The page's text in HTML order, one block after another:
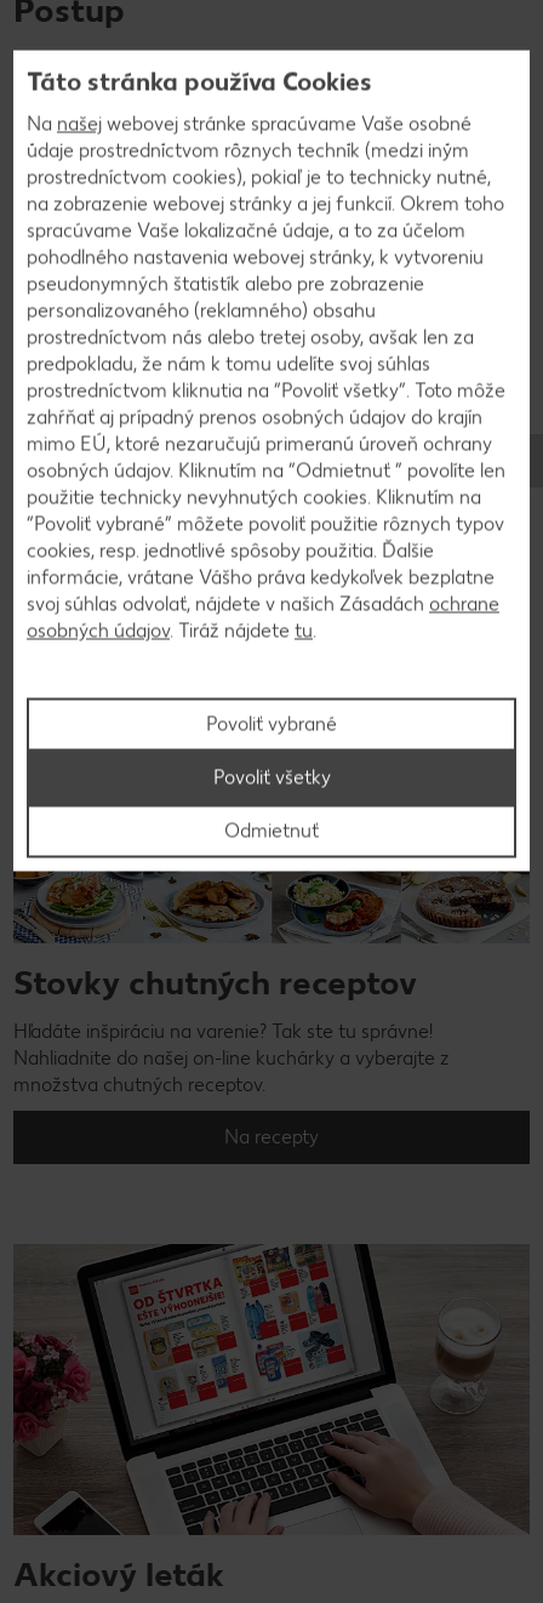
Postup
1
Ovsené vločky zalejeme mliekom a necháme
napučať. Zeleninu očistíme a nakrájame. Zeleninu
a napučané ovsené vločky rozmixujeme v
kuchynskom robote. Preložíme do misky a
pridáme vajíčko, strúhanku podľa potreby,
dochutíme najemno nasekanou bazalkou, soľou,
korením, sušeným cesnakom a rascou.
Vytvarujeme placky, ktoré obalíme v strúhanke a
opečieme z oboch strán na oleji, prípadne
upečieme v rúre. Podávame so zemiakovou kašou
alebo zeleninovým šalátom.
Späť na prehľad
Stovky chutných receptov
Hľadáte inšpiráciu na varenie? Tak ste tu správne!
Nahliadnite do našej on-line kuchárky a vyberajte z
množstva chutných receptov.
Na recepty
Akciový leták
Táto stránka používa Cookies
Na našej webovej stránke spracúvame Vaše osobné
údaje prostredníctvom rôznych techník (medzi iným
prostredníctvom cookies), pokiaľ je to technicky nutné,
na zobrazenie webovej stránky a jej funkcií. Okrem toho
spracúvame Vaše lokalizačné údaje, a to za účelom
pohodlného nastavenia webovej stránky, k vytvoreniu
pseudonymných štatistík alebo pre zobrazenie
personalizovaného (reklamného) obsahu
prostredníctvom nás alebo tretej osoby, avšak len za
predpokladu, že nám k tomu udelíte svoj súhlas
prostredníctvom kliknutia na “Povoliť všetky”. Toto môže
zahŕňať aj prípadný prenos osobných údajov do krajín
mimo EÚ, ktoré nezaručujú primeranú úroveň ochrany
osobných údajov. Kliknutím na “Odmietnuť ” povolíte len
použitie technicky nevyhnutých cookies. Kliknutím na
“Povoliť vybrané” môžete povoliť použitie rôznych typov
cookies, resp. jednotlivé spôsoby použitia. Ďalšie
informácie, vrátane Vášho práva kedykoľvek bezplatne
svoj súhlas odvolať, nájdete v našich Zásadách ochrane
osobných údajov. Tiráž nájdete tu.
Povoliť vybrané
Odmietnuť
Povoliť všetky